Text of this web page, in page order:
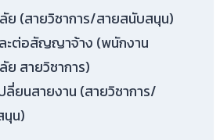
ย (สายวิชาการ/สายสนับสนุน)
ะต่อสัญญาจ้าง (พนักงาน
ย สายวิชาการ)
ลี่ยนสายงาน (สายวิชาการ/
น)